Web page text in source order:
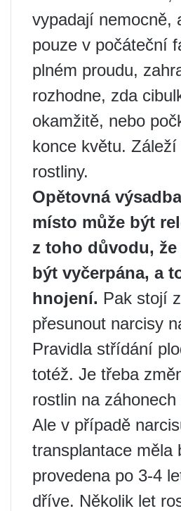
vypadají nemocně,
pouze v počáteční
plném proudu,
rozhodne, zda
okamžitě, nebo
konce květu. Záleží
rostliny.
Opětovná
místo může být
z toho důvodu,
být vyčerpána, a
hnojení. Pak stojí
přesunout narcisy
Pravidla střídání
totéž. Je třeba
rostlin na
Ale v případě
transplantace měla
provedena po 3-4
dříve. Několik let